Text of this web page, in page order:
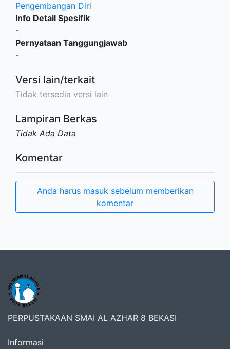
Pengembangan Diri
Info Detail Spesifik
-
Pernyataan Tanggungjawab
-
Versi lain/terkait
Tidak tersedia versi lain
Lampiran Berkas
Tidak Ada Data
Komentar
Anda harus masuk sebelum memberikan
komentar
PERPUSTAKAAN SMAI AL AZHAR 8 BEKASI
Informasi